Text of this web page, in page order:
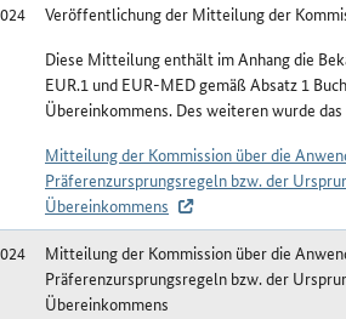
Veröffentlichung der Mitteilung der
Diese Mitteilung enthält im Anhang die
EUR.1 und EUR-MED gemäß Absatz 1
Übereinkommens. Des weiteren wurde
Mitteilung der Kommission über die
Präferenzursprungsregeln bzw. der
Übereinkommens
Mitteilung der Kommission über die
Präferenzursprungsregeln bzw. der
Übereinkommens